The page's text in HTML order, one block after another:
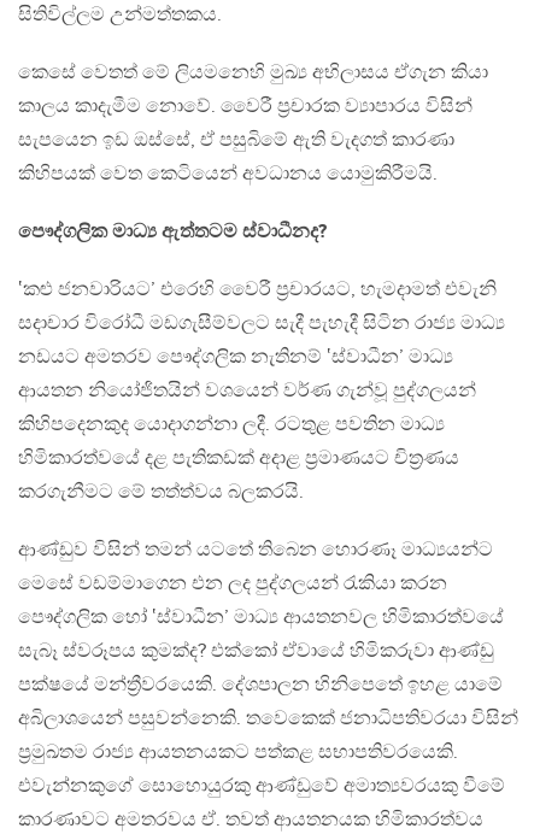
සිතිවිල්ලම උන්මත්තකය.
කෙසේ වෙතත් මේ ලියමනෙහි මුඛ්‍ය අභිලාසය ඒගැන කියා
කාලය කාදැමීම නොවේ. වෛරී ප්‍රචාරක ව්‍යාපාරය විසින්
සැපයෙන ඉඩ ඔස්සේ, ඒ පසුබිමේ ඇති වැදගත් කාරණා
කිහිපයක් වෙත කෙටියෙන් අවධානය යොමුකිරීමයි.
පෞද්ගලික මාධ්‍ය ඇත්තටම ස්වාධීනද?
‛කළු ජනවාරියට’ එරෙහි වෛරී ප්‍රචාරයට, හැමදාමත් එවැනි
සදාචාර විරෝධී මඩගැසීම්වලට සැදී පැහැදී සිටින රාජ්‍ය මාධ්‍ය
නඩයට අමතරව පෞද්ගලික නැතිනම් ‛ස්වාධීන’ මාධ්‍ය
ආයතන නියෝජිතයින් වශයෙන් වර්ණ ගැන්වූ පුද්ගලයන්
කිහිපදෙනකුද යොදාගන්නා ලදී. රටතුළ පවතින මාධ්‍ය
හිමිකාරත්වයේ දළ පැතිකඩක් අදාළ ප්‍රමාණයට චිත්‍රණය
කරගැනීමට මේ තත්ත්වය බලකරයි.
ආණ්ඩුව විසින් තමන් යටතේ තිබෙන හොරණෑ මාධ්‍යයන්ට
මෙසේ වඩම්මාගෙන එන ලද පුද්ගලයන් රැකියා කරන
පෞද්ගලික හෝ ‛ස්වාධීන’ මාධ්‍ය ආයතනවල හිමිකාරත්වයේ
සැබෑ ස්වරූපය කුමක්ද? එක්කෝ ඒවායේ හිමිකරුවා ආණ්ඩු
පක්ෂයේ මන්ත්‍රීවරයෙකි. දේශපාලන හිනිපෙතේ ඉහළ යාමේ
අබිලාශයෙන් පසුවන්නෙකි. තවෙකෙක් ජනාධිපතිවරයා විසින්
ප්‍රමුඛතම රාජ්‍ය ආයතනයකට පත්කළ සභාපතිවරයෙකි.
එවැන්නකුගේ සොහොයුරකු ආණ්ඩුවේ අමාත්‍යවරයකු වීමේ
කාරණාවට අමතරවය ඒ. තවත් ආයතනයක හිමිකාරත්වය